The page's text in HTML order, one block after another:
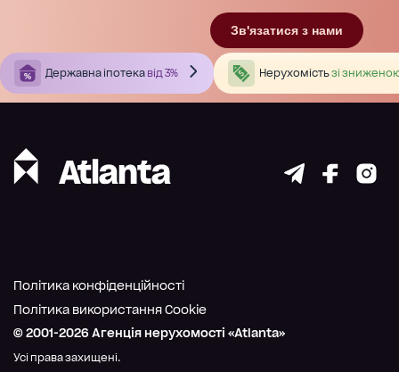
Зв'язатися з нами
Державна іпотека від 3% Нерухомістьзі
© 2001-2026 Агенція нерухомості «Atlanta»
Усі права захищені.
Політика конфіденційності
Політика використання Cookie